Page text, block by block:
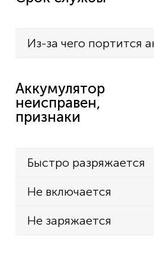
Из-за чего портится
Аккумулятор
неисправен,
признаки
Быстро разряжается
Не включается
Не заряжается